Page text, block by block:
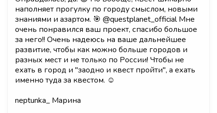
наполняет прогулку по городу смыслом, новыми
знаниями и азартом. 🎯 @questplanet_official Мне
очень понравился ваш проект, спасибо большое
за него!! Очень надеюсь на ваше дальнейшее
развитие, чтобы как можно больше городов и
разных мест и не только по России! Чтобы не
ехать в город и "заодно и квест пройти", а ехать
именно туда за квестом. ☺️
neptunka_ Марина